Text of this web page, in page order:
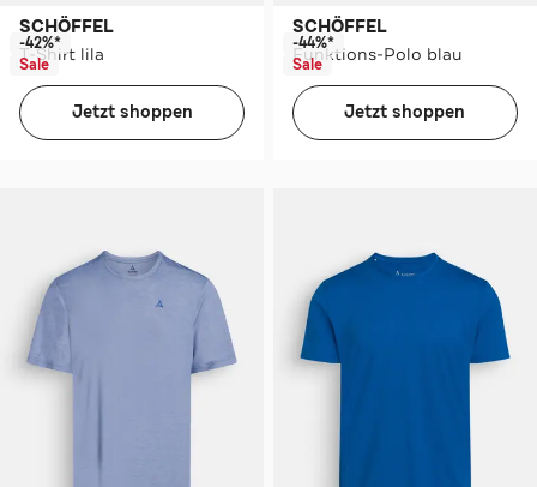
SCHÖFFEL
T-Shirt lila
-42%*
Sale
Jetzt shoppen
SCHÖFFEL
Funktions-Polo blau
-44%*
Sale
Jetzt shoppen